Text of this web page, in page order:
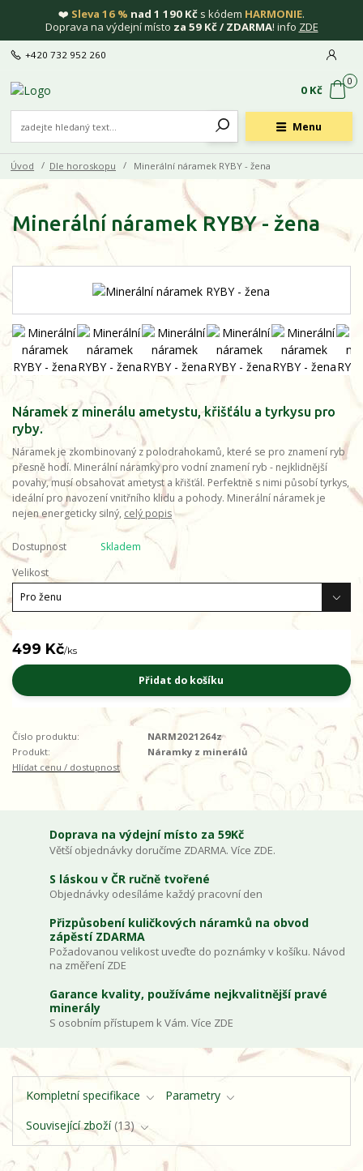
❤️ Sleva 16 % nad 1 190 Kč s kódem HARMONIE.
Doprava na výdejní místo za 59 Kč / ZDARMA! info ZDE
Menu
+420 732 952 260
0
0 Kč
Úvod Dle horoskopu Minerální náramek RYBY - žena
Minerální náramek RYBY - žena
Náramek z minerálu ametystu, křišťálu a tyrkysu pro
ryby.
Náramek je zkombinovaný z polodrahokamů, které se pro znamení ryb
přesně hodí. Minerální náramky pro vodní znamení ryb - nejklidnější
povahy, musí obsahovat ametyst a křišťál. Perfektně s nimi působí tyrkys,
ideální pro navození vnitřního klidu a pohody. Minerální náramek je
nejen energeticky silný, celý popis
Dostupnost
Skladem
Velikost
499 Kč/ks
Přidat do košíku
Číslo produktu:
NARM2021264z
Produkt:
Náramky z minerálů
Hlídat cenu / dostupnost
Doprava na výdejní místo za 59Kč
Větší objednávky doručíme ZDARMA. Více ZDE.
S láskou v ČR ručně tvořené
Objednávky odesíláme každý pracovní den
Přizpůsobení kuličkových náramků na obvod
zápěstí ZDARMA
Požadovanou velikost uveďte do poznámky v košíku. Návod
na změření ZDE
Garance kvality, používáme nejkvalitnější pravé
minerály
S osobním přístupem k Vám. Více ZDE
Kompletní specifikace
Parametry
Související zboží 13